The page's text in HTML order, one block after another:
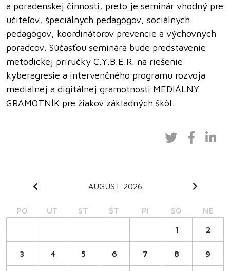
a poradenskej činnosti, preto je seminár vhodný pre
učiteľov, špeciálnych pedagógov, sociálnych
pedagógov, koordinátorov prevencie a výchovných
poradcov. Súčasťou seminára bude predstavenie
metodickej príručky C.Y.B.E.R. na riešenie
kyberagresie a intervenčného programu rozvoja
mediálnej a digitálnej gramotnosti MEDIÁLNY
GRAMOTNÍK pre žiakov základných škôl.
AUGUST 2026
PO UT ST ŠT PI SO NE
1 2
3 4 5 6 7 8 9